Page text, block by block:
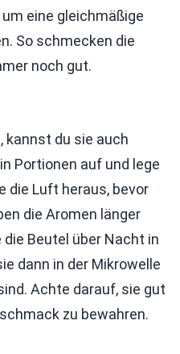
eine gleichmäßige
So schmecken die
noch gut.
kannst du sie auch
Portionen auf und lege
die Luft heraus, bevor
die Aromen länger
Beutel über Nacht in
dann in der Mikrowelle
Achte darauf, sie gut
zu bewahren.